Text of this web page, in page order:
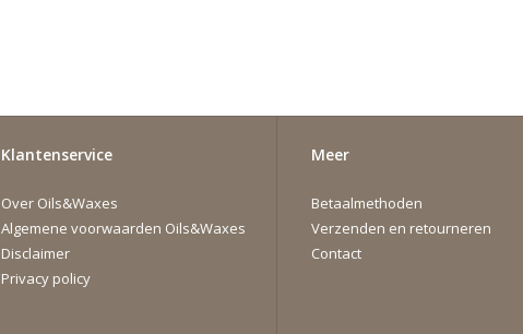
Klantenservice
Over Oils&Waxes
Algemene voorwaarden Oils&Waxes
Disclaimer
Privacy policy
Meer
Betaalmethoden
Verzenden en retourneren
Contact